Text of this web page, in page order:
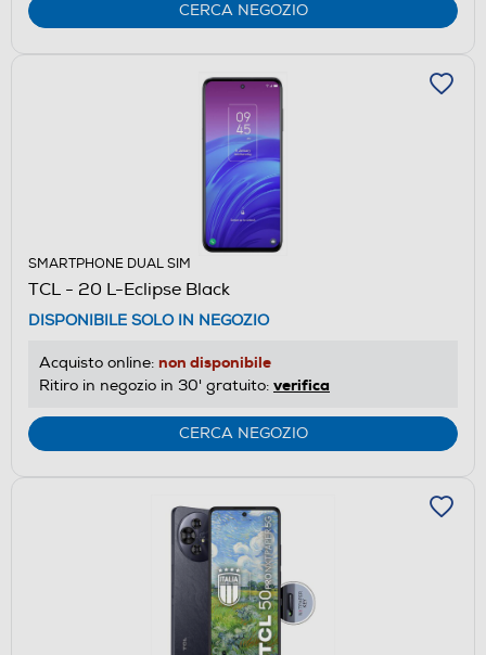
CERCA NEGOZIO
SMARTPHONE DUAL SIM
TCL - 20 L-Eclipse Black
DISPONIBILE SOLO IN NEGOZIO
Acquisto online: non disponibile
Ritiro in negozio in 30' gratuito: verifica
CERCA NEGOZIO